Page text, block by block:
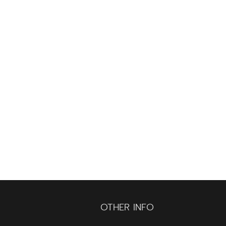
OTHER INFO